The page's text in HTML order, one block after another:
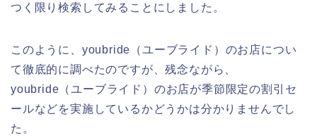
つく限り検索してみることにしました。
このように、youbride（ユーブライド）のお店につい
て徹底的に調べたのですが、残念ながら、
youbride（ユーブライド）のお店が季節限定の割引セ
ールなどを実施しているかどうかは分かりませんでし
た。